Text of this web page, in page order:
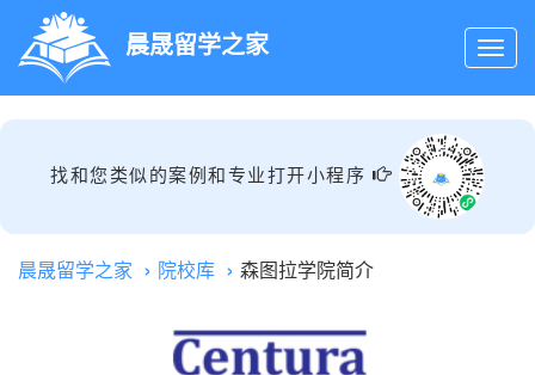
晨晟留学之家
找和您类似的案例和专业打开小程序
晨晟留学之家 院校库 森图拉学院简介